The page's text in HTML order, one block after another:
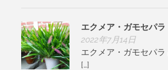
エクメア・ガモセパラ
2022年7月14日
エクメア・ガモセパ
[…]